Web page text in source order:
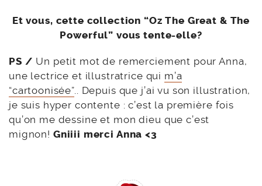
Et vous, cette collection “Oz The Great & The
Powerful” vous tente-elle?
PS / Un petit mot de remerciement pour Anna,
une lectrice et illustratrice qui m’a
“cartoonisée”.. Depuis que j’ai vu son illustration,
je suis hyper contente : c’est la première fois
qu’on me dessine et mon dieu que c’est
mignon! Gniiii merci Anna <3